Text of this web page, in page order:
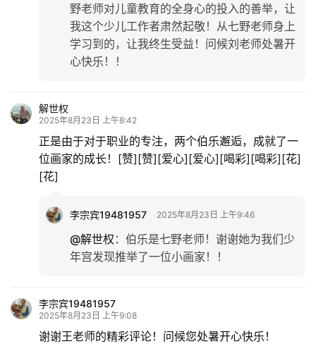
野老师对儿童教育的全身心的投入的善举，让
我这个少儿工作者肃然起敬！从七野老师身上
学习到的，让我终生受益！问候刘老师处暑开
心快乐！！
解世权
2025年8月23日 上午8:42
正是由于对于职业的专注，两个伯乐邂逅，成就了一
位画家的成长！[赞][赞][爱心][爱心][喝彩][喝彩][花]
[花]
李宗宾19481957 2025年8月23日 上午9:46
@解世权 ： 伯乐是七野老师！谢谢她为我们少
年宫发现推举了一位小画家！！
李宗宾19481957
2025年8月23日 上午9:08
谢谢王老师的精彩评论！问候您处暑开心快乐！